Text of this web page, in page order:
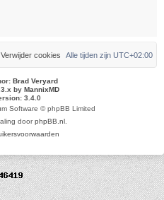
Alle tijden zijn UTC+02:00
Verwijder cookies
Brad Veryard
by MannixMD
3.4.0
Software © phpBB Limited
doorphpBB.nl